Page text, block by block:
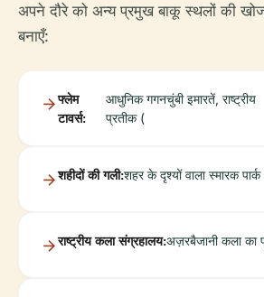
अपने दौरे को अन्य प्रमुख बाकू स्थलों की
बनाएँ:
फ्लेम
टावर्स:
आधुनिक गगनचुंबी इमारतें, राष्ट्रीय
प्रतीक (
शहीदों की गली:शहर के दृश्यों वाला स्मारक
राष्ट्रीय कला संग्रहालय:अज़रबैजानी कला का